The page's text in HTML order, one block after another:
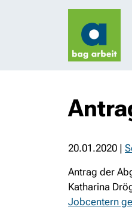
20.01.2020 |
Antrag der
Katharina
Jobcentern